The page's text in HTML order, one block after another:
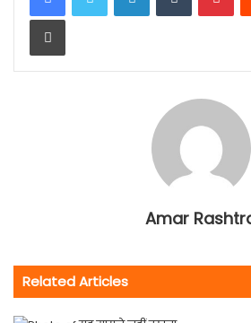
Print
Amar
Related Articles